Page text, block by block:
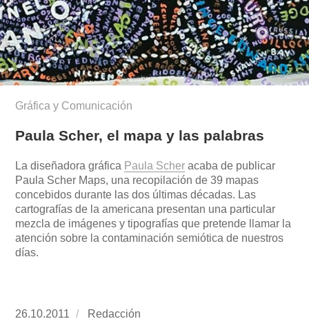
Gráfica y Comunicación
Paula Scher, el mapa y las palabras
La diseñadora gráfica Paula Scher acaba de publicar
Paula Scher Maps, una recopilación de 39 mapas
concebidos durante las dos últimas décadas. Las
cartografías de la americana presentan una particular
mezcla de imágenes y tipografías que pretende llamar la
atención sobre la contaminación semiótica de nuestros
días.
Publicado
26.10.2011 https://www.experimenta.es/author/redaccion/
Redacción